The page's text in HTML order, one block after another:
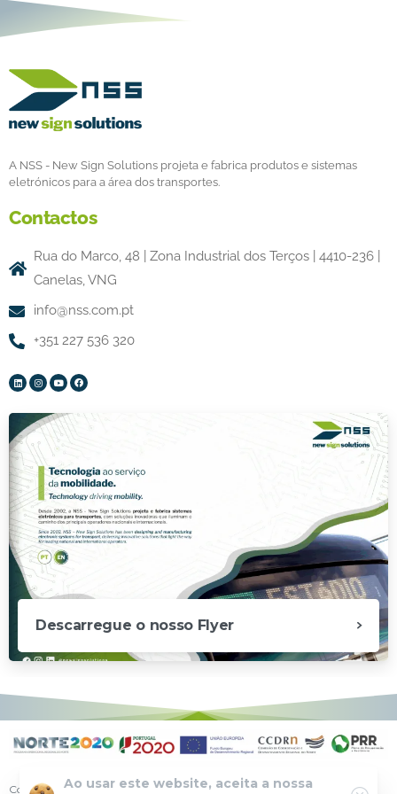
A NSS - New Sign Solutions projeta e fabrica produtos e sistemas
eletrónicos para a área dos transportes.
Contactos
Rua do Marco, 48 | Zona Industrial dos Terços | 4410-236 |
Canelas, VNG
info@nss.com.pt
+351 227 536 320
Descarregue o nosso Flyer
Copyright © | 2025 New Sign Solutions – Todos os direitos reservados
Ao usar este website, aceita a nossa